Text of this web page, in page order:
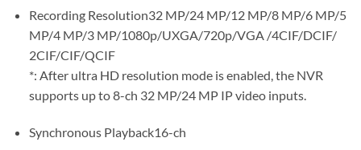
Recording Resolution32 MP/24 MP/12 MP/8 MP/6 MP/5
MP/4 MP/3 MP/1080p/UXGA/720p/VGA /4CIF/DCIF/
2CIF/CIF/QCIF
*: After ultra HD resolution mode is enabled, the NVR
supports up to 8-ch 32 MP/24 MP IP video inputs.
Synchronous Playback16-ch